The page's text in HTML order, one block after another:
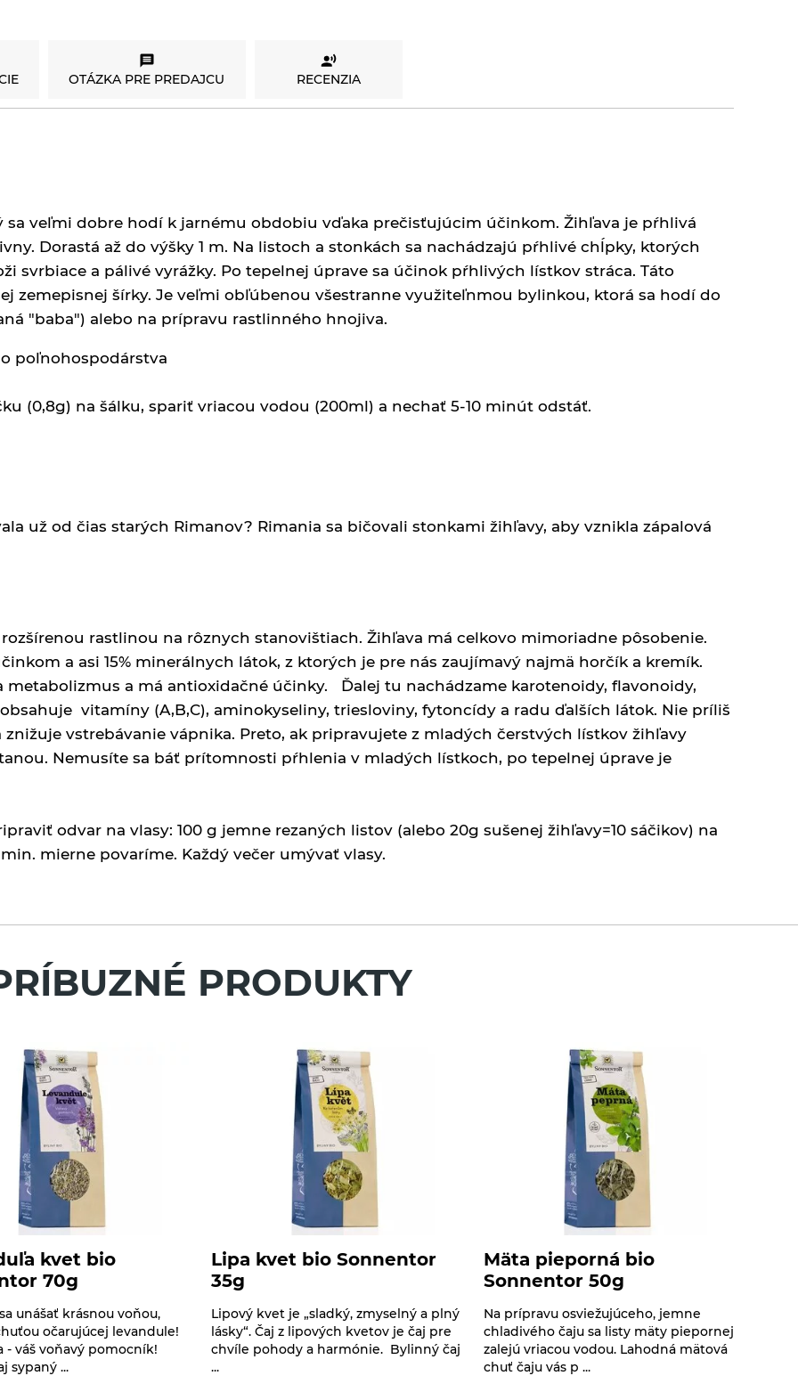
OTÁZKA PRE PREDAJCU RECENZIA
sa veľmi dobre hodí k jarnému obdobiu vďaka prečisťujúcim účinkom. Žihľava je pŕhlivá
Dorastá až do výšky 1 m. Na listoch a stonkách sa nachádzajú pŕhlivé chĺpky, ktorých
svrbiace a pálivé vyrážky. Po tepelnej úprave sa účinok pŕhlivých lístkov stráca. Táto
zemepisnej šírky. Je veľmi obľúbenou všestranne využiteľnmou bylinkou, ktorá sa hodí do
"baba") alebo na prípravu rastlinného hnojiva.
poľnohospodárstva
(0,8g) na šálku, spariť vriacou vodou (200ml) a nechať 5-10 minút odstáť.
už od čias starých Rimanov? Rimania sa bičovali stonkami žihľavy, aby vznikla zápalová
rastlinou na rôznych stanovištiach. Žihľava má celkovo mimoriadne pôsobenie.
a asi 15% minerálnych látok, z ktorých je pre nás zaujímavý najmä horčík a kremík.
a má antioxidačné účinky. Ďalej tu nachádzame karotenoidy, flavonoidy,
vitamíny (A,B,C), aminokyseliny, triesloviny, fytoncídy a radu ďalších látok. Nie príliš
vstrebávanie vápnika. Preto, ak pripravujete z mladých čerstvých lístkov žihľavy
Nemusíte sa báť prítomnosti pŕhlenia v mladých lístkoch, po tepelnej úprave je
odvar na vlasy: 100 g jemne rezaných listov (alebo 20g sušenej žihľavy=10 sáčikov) na
mierne povaríme. Každý večer umývať vlasy.
PRODUKTY
kvet bio
70g
unášať krásnou voňou,
očarujúcej levandule!
- váš voňavý pomocník!
sypaný ...
Lipa kvet bio Sonnentor
35g
Lipový kvet je „sladký, zmyselný a plný
lásky“. Čaj z lipových kvetov je čaj pre
chvíle pohody a harmónie. Bylinný čaj
...
Mäta pieporná bio
Sonnentor 50g
Na prípravu osviežujúceho, jemne
chladivého čaju sa listy mäty piepornej
zalejú vriacou vodou. Lahodná mätová
chuť čaju vás p ...